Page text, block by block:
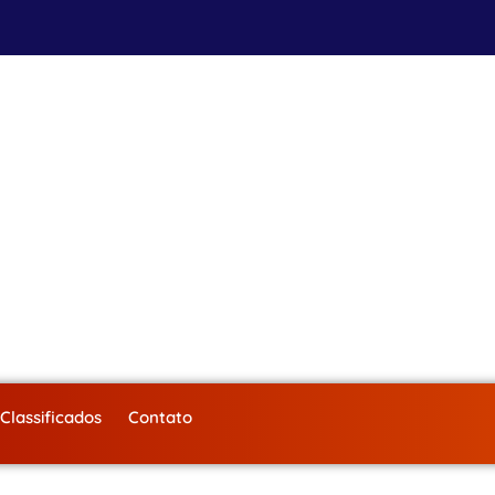
Classificados Contato